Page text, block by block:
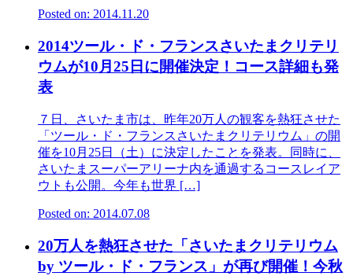
Posted on: 2014.11.20
2014ツール・ド・フランスさいたまクリテリ
ウムが10月25日に開催決定！コース詳細も発
表
７日、さいたま市は、昨年20万人の観客を熱狂させた
「ツール・ド・フランスさいたまクリテリウム」の開
催を10月25日（土）に決定したことを発表。同時に、
さいたまスーパーアリーナ内を通過するコースレイア
ウトも公開。今年も世界 […]
Posted on: 2014.07.08
20万人を熱狂させた「さいたまクリテリウム
by ツール・ド・フランス」が再び開催！今秋